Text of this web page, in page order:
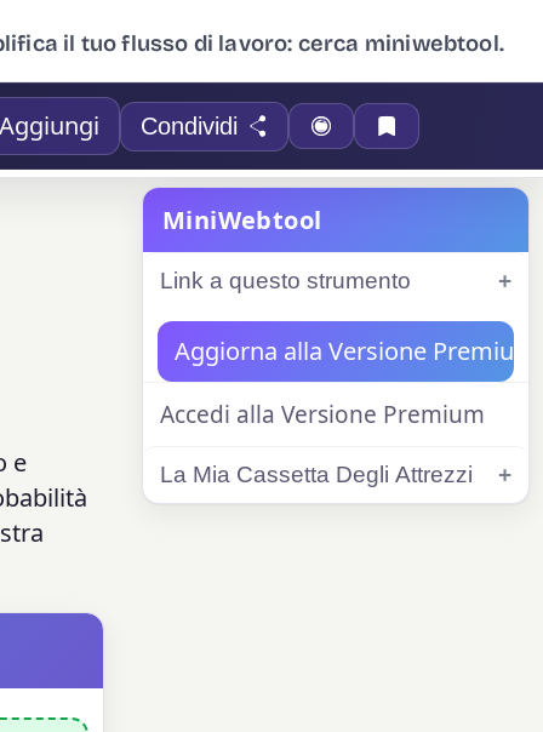
il tuo flusso di lavoro: cerca miniwebtool.
Aggiungi Condividi
e
MiniWebtool
Link a questo strumento
Aggiorna alla Versione Premium
Accedi alla Versione Premium
La Mia Cassetta Degli Attrezzi